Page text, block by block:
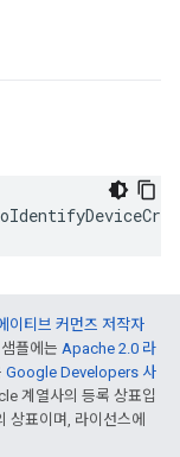
이티브 커먼즈 저작자
플에는 Apache 2.0 라
Google Developers 사
계열사의 등록 상표입
상표이며, 라이선스에